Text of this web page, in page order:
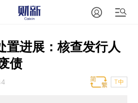
置进展：核查发行人
债
T中